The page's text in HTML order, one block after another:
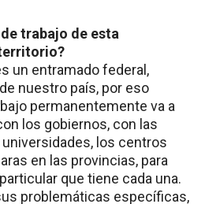
trabajo de esta
un entramado federal,
nuestro país, por eso
permanentemente va a
los gobiernos, con las
los centros
en las provincias, para
que tiene cada una.
problemáticas específicas,